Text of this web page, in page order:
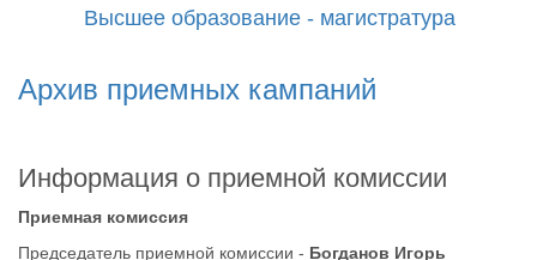
Высшее образование - магистратура
Архив приемных кампаний
Информация о приемной комиссии
Приемная комиссия
Председатель приемной комиссии - Богданов Игорь